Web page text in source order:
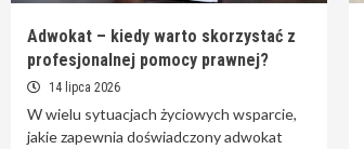
Adwokat – kiedy warto skorzystać z
profesjonalnej pomocy prawnej?
14 lipca 2026
W wielu sytuacjach życiowych wsparcie,
jakie zapewnia doświadczony adwokat